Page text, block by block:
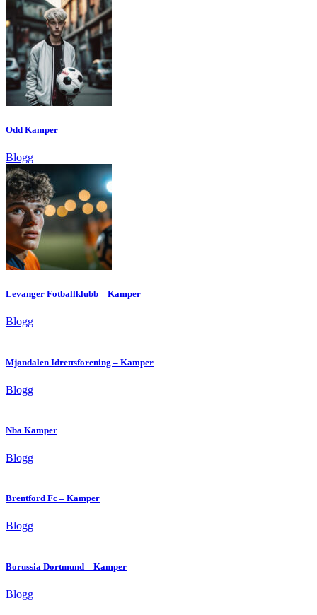
Odd Kamper
Blogg
Levanger Fotballklubb – Kamper
Blogg
Mjøndalen Idrettsforening – Kamper
Blogg
Nba Kamper
Blogg
Brentford Fc – Kamper
Blogg
Borussia Dortmund – Kamper
Blogg